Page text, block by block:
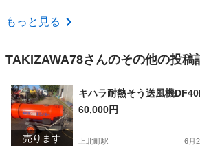
青森 黒石市
もっと見る
TAKIZAWA78さんのその他の投稿
売ります
キハラ耐熱そう送風機
60,000円
上北町駅 6月